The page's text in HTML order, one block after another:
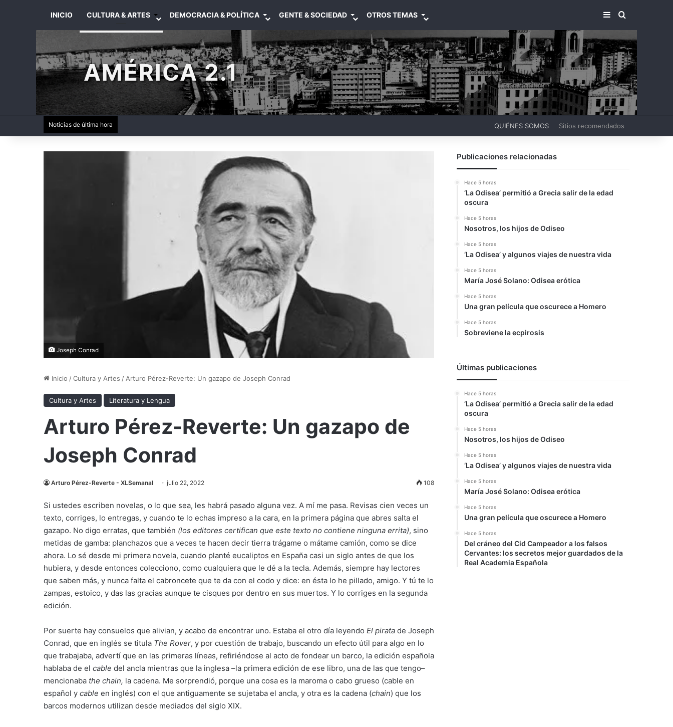
INICIO CULTURA & ARTES DEMOCRACIA & POLÍTICA GENTE & SOCIEDAD OTROS TEMAS BARRA LATERAL
BUSCAR
AMÉRICA 2.1
Noticias de última hora QUIÉNES SOMOS Sitios recomendados
Joseph Conrad
Inicio /Cultura y Artes /Arturo Pérez-Reverte: Un gazapo de Joseph Conrad
Cultura y Artes Literatura y Lengua
Arturo Pérez-Reverte: Un gazapo de
Joseph Conrad
Arturo Pérez-Reverte - XLSemanal julio 22, 2022 108
Si ustedes escriben novelas, o lo que sea, les habrá pasado alguna vez. A mí me pasa. Revisas cien veces un
texto, corriges, lo entregas, y cuando te lo echas impreso a la cara, en la primera página que abres salta el
gazapo. No digo erratas, que también (los editores certifican que este texto no contiene ninguna errita), sino
metidas de gamba: planchazos que a veces te hacen decir tierra trágame o mátame camión, como se dice
ahora. Lo sé desde mi primera novela, cuando planté eucaliptos en España casi un siglo antes de que los
hubiera, y desde entonces colecciono, como cualquiera que le dé a la tecla. Además, siempre hay lectores
que saben más, y nunca falta el cabroncete que te da con el codo y dice: en ésta lo he pillado, amigo. Y tú te lo
zampas, estoico, y das las gracias aunque te cisques por dentro en sus muertos. Y lo corriges en la segunda
edición.
Por suerte hay consuelos que alivian, y acabo de encontrar uno. Estaba el otro día leyendo El pirata de Joseph
Conrad, que en inglés se titula The Rover, y por cuestión de trabajo, buscando un efecto útil para algo en lo
que trabajaba, advertí que en las primeras líneas, refiriéndose al acto de fondear un barco, la edición española
hablaba de el cable del ancla mientras que la inglesa –la primera edición de ese libro, una de las que tengo–
mencionaba the chain, la cadena. Me sorprendió, porque una cosa es la maroma o cabo grueso (cable en
español y cable en inglés) con el que antiguamente se sujetaba el ancla, y otra es la cadena (chain) que los
barcos modernos utilizan desde mediados del siglo XIX.
Publicaciones relacionadas
Hace 5 horas
‘La Odisea’ permitió a Grecia salir de la edad
oscura
Hace 5 horas
Nosotros, los hijos de Odiseo
Hace 5 horas
‘La Odisea’ y algunos viajes de nuestra vida
Hace 5 horas
María José Solano: Odisea erótica
Hace 5 horas
Una gran película que oscurece a Homero
Hace 5 horas
Sobreviene la ecpirosis
Últimas publicaciones
Hace 5 horas
‘La Odisea’ permitió a Grecia salir de la edad
oscura
Hace 5 horas
Nosotros, los hijos de Odiseo
Hace 5 horas
‘La Odisea’ y algunos viajes de nuestra vida
Hace 5 horas
María José Solano: Odisea erótica
Hace 5 horas
Una gran película que oscurece a Homero
Hace 5 horas
Del cráneo del Cid Campeador a los falsos
Cervantes: los secretos mejor guardados de la
Real Academia Española